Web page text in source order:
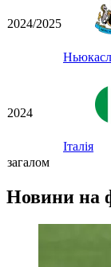
2024/2025
Ньюкасл
2024
Італія
загалом
Новини на